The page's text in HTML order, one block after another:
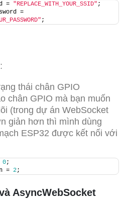
= "REPLACE_WITH_YOUR_SSID" ;
;
thái chân GPIO
chân GPIO mà bạn muốn
(trong dự án WebSocket
giản hơn thì mình dùng
ESP32 được kết nối với
0;
= 2;
AsyncWebSocket